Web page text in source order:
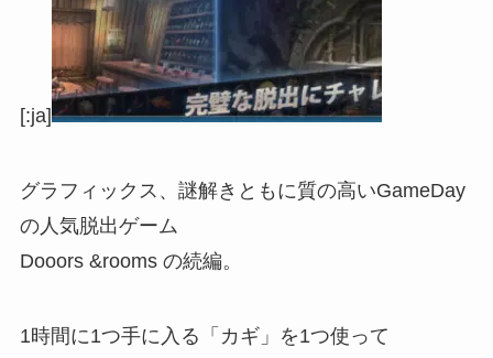
[:ja]
グラフィックス、謎解きともに質の高いGameDay
の人気脱出ゲーム
Dooors &rooms の続編。
1時間に1つ手に入る「カギ」を1つ使って